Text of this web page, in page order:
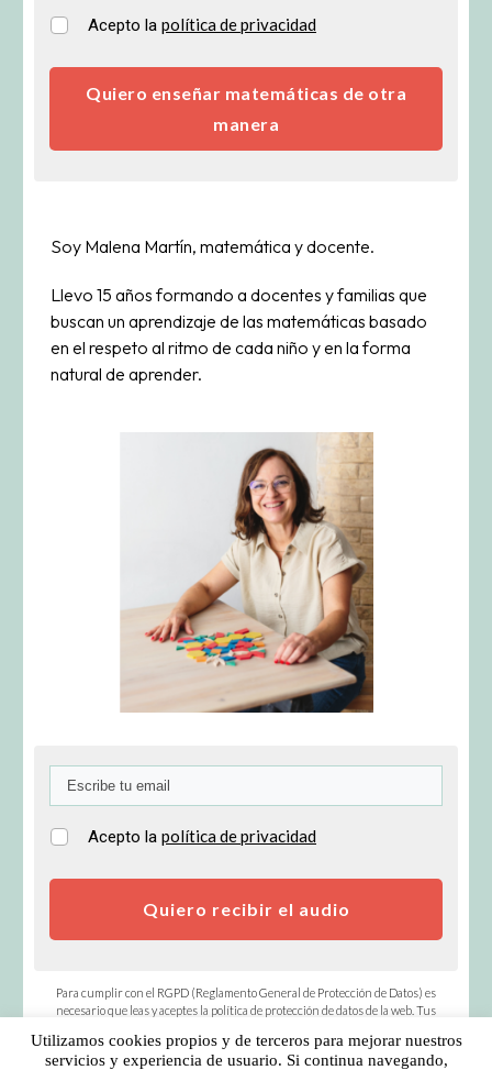
Acepto la política de privacidad
Quiero enseñar matemáticas de otra
manera
Soy Malena Martín, matemática y docente.
Llevo 15 años formando a docentes y familias que
buscan un aprendizaje de las matemáticas basado
en el respeto al ritmo de cada niño y en la forma
natural de aprender.
Acepto la política de privacidad
Quiero recibir el audio
Para cumplir con el RGPD (Reglamento General de Protección de Datos) es
necesario que leas y aceptes la política de protección de datos de la web. Tus
que también cumple con el RGDP.
Utilizamos cookies propios y de terceros para mejorar nuestros
servicios y experiencia de usuario. Si continua navegando,